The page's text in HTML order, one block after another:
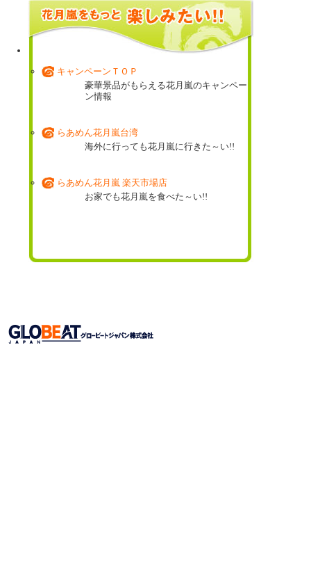
花月嵐ミュージアム
これまでに登場した期間限定商品の数々!!
キャンペーンＴＯＰ
豪華景品がもらえる花月嵐のキャンペー
ン情報
らあめん花月嵐台湾
海外に行っても花月嵐に行きた～い!!
らあめん花月嵐 楽天市場店
お家でも花月嵐を食べた～い!!